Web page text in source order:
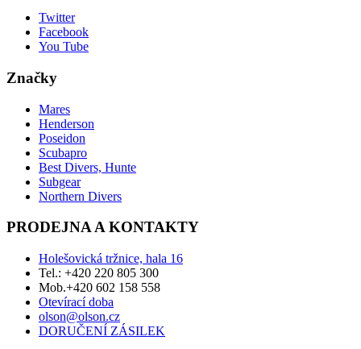
Twitter
Facebook
You Tube
Značky
Mares
Henderson
Poseidon
Scubapro
Best Divers, Hunte
Subgear
Northern Divers
PRODEJNA A KONTAKTY
Holešovická tržnice, hala 16
Tel.: +420 220 805 300
Mob.+420 602 158 558
Otevírací doba
olson@olson.cz
DORUČENÍ ZÁSILEK